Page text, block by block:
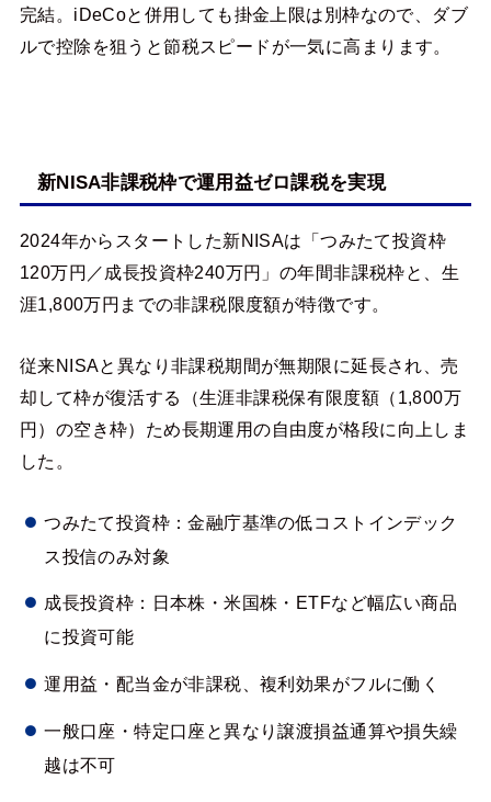
完結。iDeCoと併用しても掛金上限は別枠なので、ダブ
ルで控除を狙うと節税スピードが一気に高まります。
新NISA非課税枠で運用益ゼロ課税を実現
2024年からスタートした新NISAは「つみたて投資枠
120万円／成長投資枠240万円」の年間非課税枠と、生
涯1,800万円までの非課税限度額が特徴です。
従来NISAと異なり非課税期間が無期限に延長され、売
却して枠が復活する（生涯非課税保有限度額（1,800万
円）の空き枠）ため長期運用の自由度が格段に向上しま
した。
つみたて投資枠：金融庁基準の低コストインデック
ス投信のみ対象
成長投資枠：日本株・米国株・ETFなど幅広い商品
に投資可能
運用益・配当金が非課税、複利効果がフルに働く
一般口座・特定口座と異なり譲渡損益通算や損失繰
越は不可